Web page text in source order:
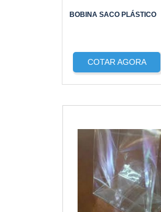
BOBINA SACO PLÁSTICO
COTAR AGORA